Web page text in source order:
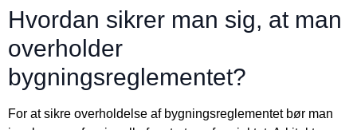
Hvordan sikrer man sig, at man
overholder
bygningsreglementet?
For at sikre overholdelse af bygningsreglementet bør man